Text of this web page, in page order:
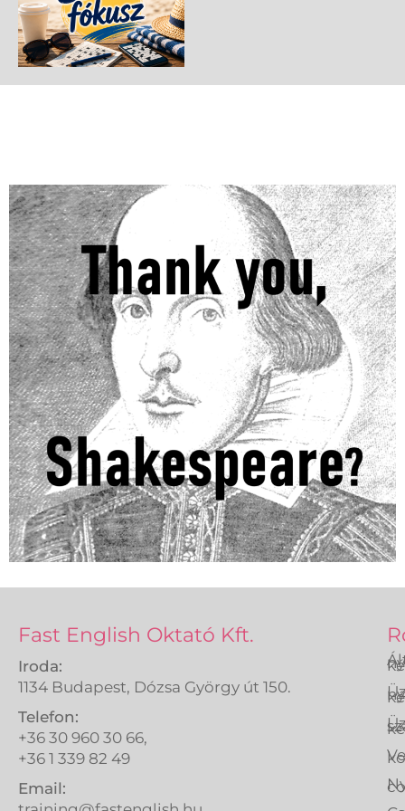
Fast English Oktató Kft.
Iroda:
1134 Budapest, Dózsa György út 150.
Telefon:
+36 30 960 30 66,
+36 1 339 82 49
Email: